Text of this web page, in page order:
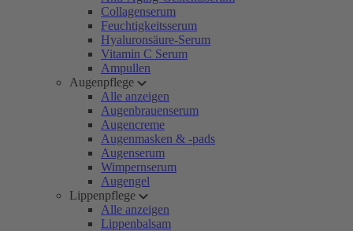
Collagenserum
Feuchtigkeitsserum
Hyaluronsäure-Serum
Vitamin C Serum
Ampullen
Augenpflege
Alle anzeigen
Augenbrauenserum
Augencreme
Augenmasken & -pads
Augenserum
Wimpernserum
Augengel
Lippenpflege
Alle anzeigen
Lippenbalsam